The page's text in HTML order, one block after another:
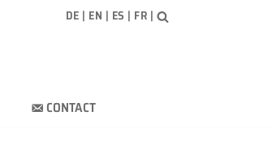
DE | EN | ES | FR |
CONTACT